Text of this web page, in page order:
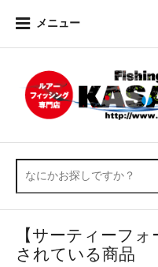
メニュー
【サーティーフ
されている商品